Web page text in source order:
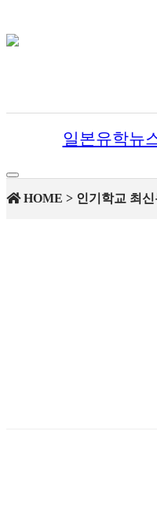
일본유학뉴
Toggle
navigation
HOME > 인기학교 최신